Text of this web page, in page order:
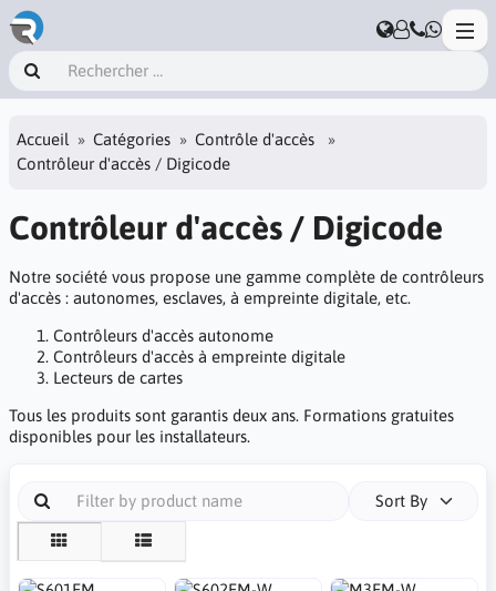
Accueil Catégories
Contrôle d'accès
Contrôleur d'accès / Digicode
Contrôleur d'accès / Digicode
Notre société vous propose une gamme complète de contrôleurs
d'accès : autonomes, esclaves, à empreinte digitale, etc.
Contrôleurs d'accès autonome
Contrôleurs d'accès à empreinte digitale
Lecteurs de cartes
Tous les produits sont garantis deux ans. Formations gratuites
disponibles pour les installateurs.
Sort By